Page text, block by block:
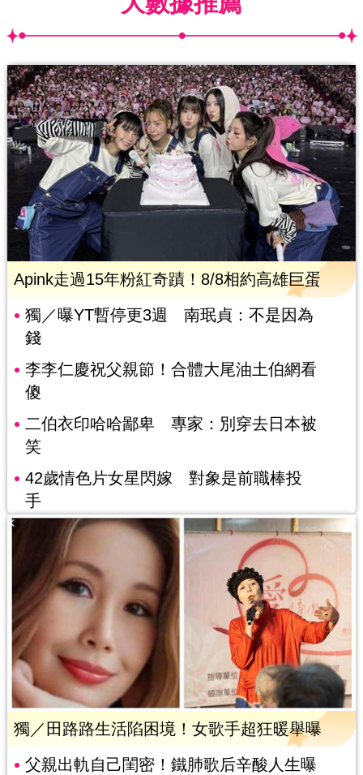
Apink走過15年粉紅奇蹟！8/8相約高雄巨蛋
獨／曝YT暫停更3週 南珉貞：不是因為
錢
李李仁慶祝父親節！合體大尾油土伯網看
傻
二伯衣印哈哈鄙卑 專家：別穿去日本被
笑
42歲情色片女星閃嫁 對象是前職棒投
手
獨／田路路生活陷困境！女歌手超狂暖舉曝
父親出軌自己閨密！鐵肺歌后辛酸人生曝